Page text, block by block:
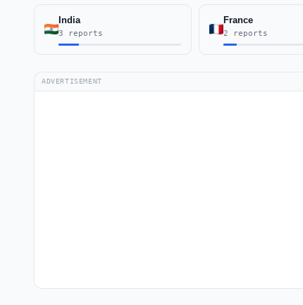
India
3 reports
France
2 reports
ADVERTISEMENT